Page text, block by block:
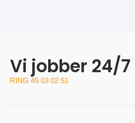
Vi jobber 24/7
RING 45 03 02 51